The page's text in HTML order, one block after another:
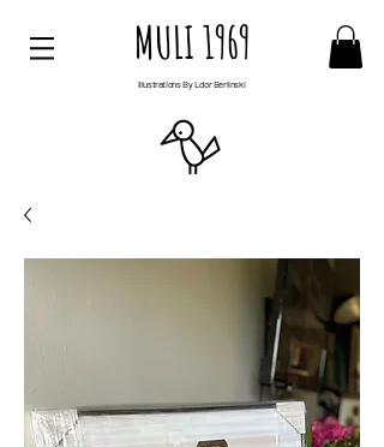
MULI 1969
Illustrations By Ldor Berlinski